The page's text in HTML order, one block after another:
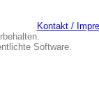
Kontakt /
Software.